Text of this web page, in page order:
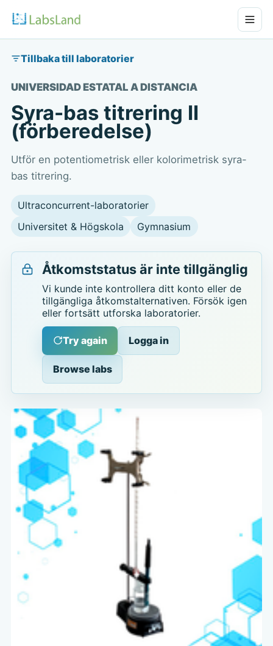
Tillbaka till laboratorier
UNIVERSIDAD ESTATAL A DISTANCIA
Syra-bas titrering II
(förberedelse)
Utför en potentiometrisk eller kolorimetrisk syra-
bas titrering.
Ultraconcurrent-laboratorier
Universitet & Högskola
Gymnasium
Åtkomststatus är inte tillgänglig
Vi kunde inte kontrollera ditt konto eller de
tillgängliga åtkomstalternativen. Försök igen
eller fortsätt utforska laboratorier.
Try again Logga in
Browse labs